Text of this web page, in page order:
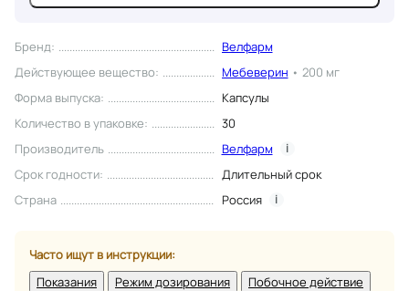
Бренд:
Велфарм
Действующее вещество: Мебеверин • 200 мг
Форма выпуска:
Капсулы
Количество в упаковке:
30
Производитель
Велфарм i
Срок годности:
Длительный срок
Страна
Россия i
Часто ищут в инструкции:
Показания
Режим дозирования Побочное действие